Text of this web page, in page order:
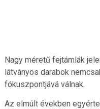
Nagy méretű fejtámlák
látványos darabok
fókuszpontjává válnak.
Az elmúlt években